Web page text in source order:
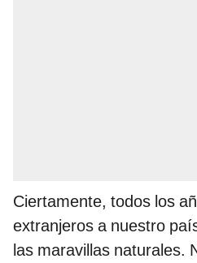
Ciertamente, todos los
extranjeros a nuestro
las maravillas naturales.